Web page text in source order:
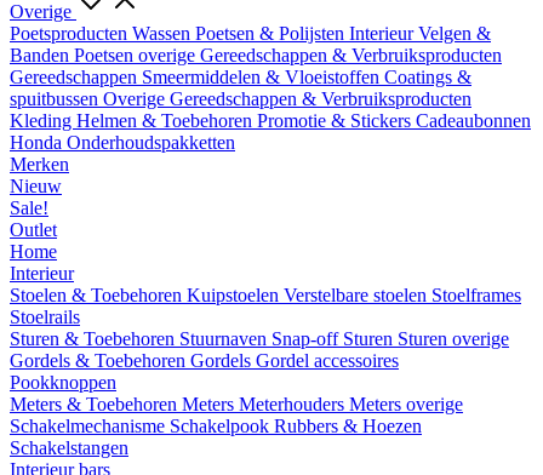
Overige
Poetsproducten Wassen Poetsen & Polijsten InterieurVelgen &
Banden Poetsen overige Gereedschappen & Verbruiksproducten
Gereedschappen Smeermiddelen & Vloeistoffen Coatings &
spuitbussen Overige Gereedschappen & Verbruiksproducten
Kleding Helmen & Toebehoren Promotie & Stickers Cadeaubonnen
Honda Onderhoudspakketten
Merken
Nieuw
Sale!
Outlet
Home
Interieur
Stoelen & Toebehoren Kuipstoelen Verstelbare stoelen Stoelframes
Stoelrails
Sturen & Toebehoren Stuurnaven Snap-off Sturen Sturen overige
Gordels & Toebehoren Gordels Gordel accessoires
Pookknoppen
Meters & Toebehoren Meters Meterhouders Meters overige
Schakelmechanisme Schakelpook Rubbers & Hoezen
Schakelstangen
Interieur bars